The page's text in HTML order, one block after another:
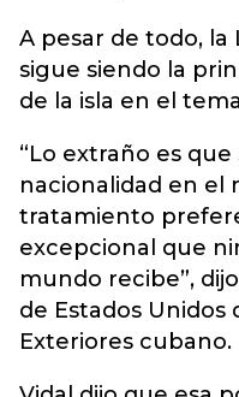
A pesar de todo, la
sigue siendo la
de la isla en el
“Lo extraño es
nacionalidad en el
tratamiento
excepcional que
mundo recibe”,
de Estados Unidos
Exteriores cubano.